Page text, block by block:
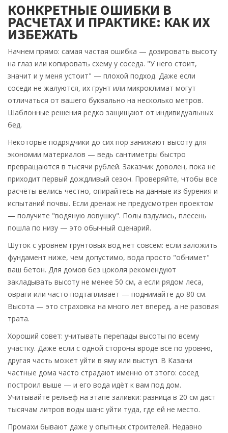
КОНКРЕТНЫЕ ОШИБКИ В
РАСЧЕТАХ И ПРАКТИКЕ: КАК ИХ
ИЗБЕЖАТЬ
Начнем прямо: самая частая ошибка — дозировать высоту
на глаз или копировать схему у соседа. "У него стоит,
значит и у меня устоит" — плохой подход. Даже если
соседи не жалуются, их грунт или микроклимат могут
отличаться от вашего буквально на несколько метров.
Шаблонные решения редко защищают от индивидуальных
бед.
Некоторые подрядчики до сих пор занижают высоту для
экономии материалов — ведь сантиметры быстро
превращаются в тысячи рублей. Заказчик доволен, пока не
приходит первый дождливый сезон. Проверяйте, чтобы все
расчёты велись честно, опирайтесь на данные из бурения и
испытаний почвы. Если дренаж не предусмотрен проектом
— получите "водяную ловушку". Полы вздулись, плесень
пошла по низу — это обычный сценарий.
Шуток с уровнем грунтовых вод нет совсем: если заложить
фундамент ниже, чем допустимо, вода просто "обнимет"
ваш бетон. Для домов без цоколя рекомендуют
закладывать высоту не менее 50 см, а если рядом леса,
овраги или часто подтапливает — поднимайте до 80 см.
Высота — это страховка на много лет вперед, а не разовая
трата.
Хороший совет: учитывать перепады высоты по всему
участку. Даже если с одной стороны вроде всё по уровню,
другая часть может уйти в яму или выступ. В Казани
частные дома часто страдают именно от этого: сосед
построил выше — и его вода идёт к вам под дом.
Учитывайте рельеф на этапе заливки: разница в 20 см даст
тысячам литров воды шанс уйти туда, где ей не место.
Промахи бывают даже у опытных строителей. Недавно